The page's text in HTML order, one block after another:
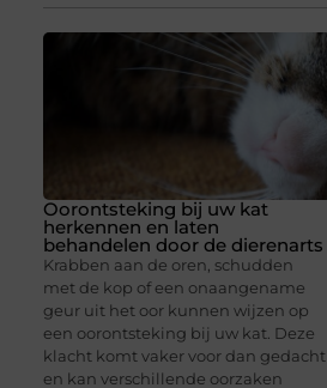
Oorontsteking bij uw kat
herkennen en laten
behandelen door de dierenarts
Krabben aan de oren, schudden
met de kop of een onaangename
geur uit het oor kunnen wijzen op
een oorontsteking bij uw kat. Deze
klacht komt vaker voor dan gedacht
en kan verschillende oorzaken